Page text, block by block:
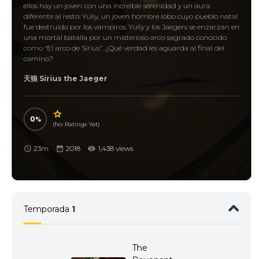
ellos hay un joven con una increíble serenidad y un aura
diferente al resto: Yuliy, un joven hombre lobo cuyo pueblo natal
fue destruido por los vampiros. Yuliy y los Jaegers se enzarzan en
una mortal batalla por un misterioso arco sagrado conocido
como “El arco de Sirius”. ¿Qué verdad les aguarda al final del
camino?
天狼 Sirius the Jaeger
0
(No Ratings Yet)
23m 2018 1,438 views
Temporada 1
The